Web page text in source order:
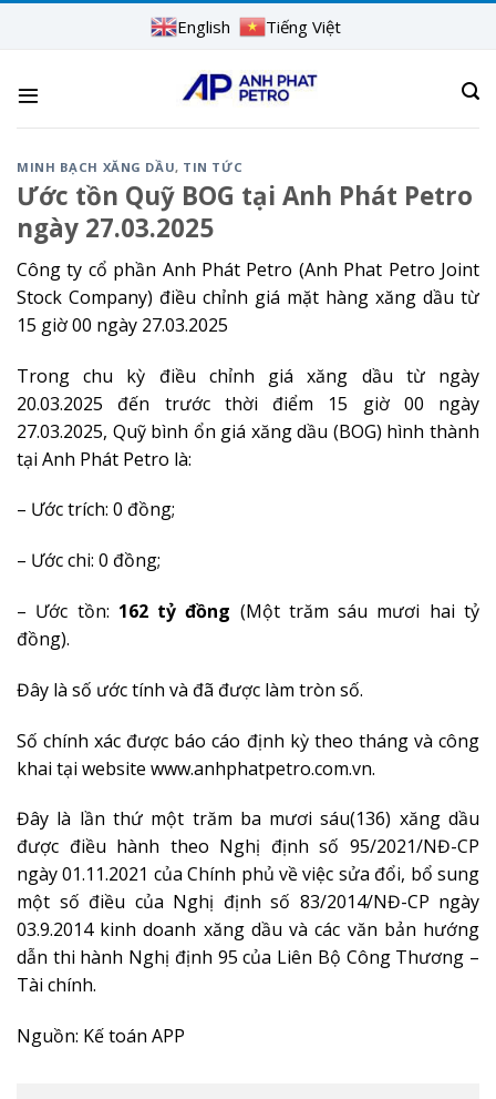
English Tiếng Việt
MINH BẠCH XĂNG DẦU, TIN TỨC
Ước tồn Quỹ BOG tại Anh Phát Petro
ngày 27.03.2025
Công ty cổ phần Anh Phát Petro (Anh Phat Petro Joint
Stock Company) điều chỉnh giá mặt hàng xăng dầu từ
15 giờ 00 ngày 27.03.2025
Trong chu kỳ điều chỉnh giá xăng dầu từ ngày
20.03.2025 đến trước thời điểm 15 giờ 00 ngày
27.03.2025, Quỹ bình ổn giá xăng dầu (BOG) hình thành
tại Anh Phát Petro là:
– Ước trích: 0 đồng;
– Ước chi: 0 đồng;
– Ước tồn: 162 tỷ đồng (Một trăm sáu mươi hai tỷ
đồng).
Đây là số ước tính và đã được làm tròn số.
Số chính xác được báo cáo định kỳ theo tháng và công
khai tại website www.anhphatpetro.com.vn.
Đây là lần thứ một trăm ba mươi sáu(136) xăng dầu
được điều hành theo Nghị định số 95/2021/NĐ-CP
ngày 01.11.2021 của Chính phủ về việc sửa đổi, bổ sung
một số điều của Nghị định số 83/2014/NĐ-CP ngày
03.9.2014 kinh doanh xăng dầu và các văn bản hướng
dẫn thi hành Nghị định 95 của Liên Bộ Công Thương –
Tài chính.
Nguồn: Kế toán APP